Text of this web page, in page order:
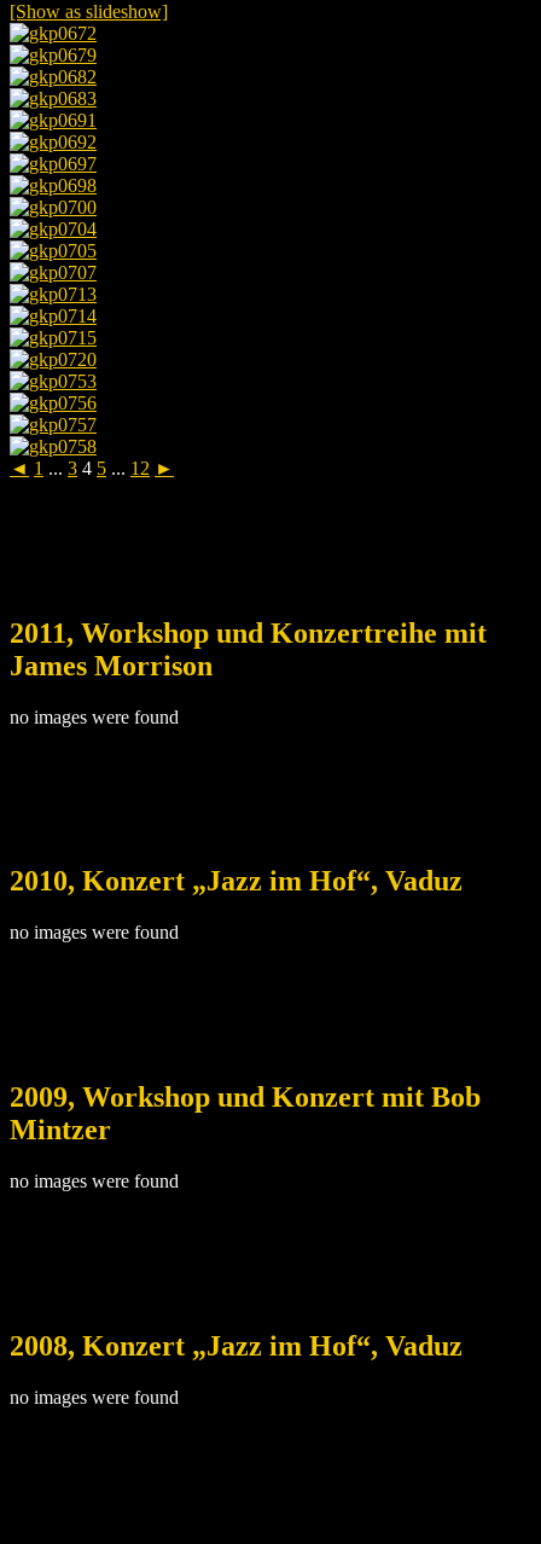
[Show as slideshow]
◄ 1 ... 3 4 5 ... 12 ►
2011, Workshop und Konzertreihe mit
James Morrison
no images were found
2010, Konzert „Jazz im Hof“, Vaduz
no images were found
2009, Workshop und Konzert mit Bob
Mintzer
no images were found
2008, Konzert „Jazz im Hof“, Vaduz
no images were found